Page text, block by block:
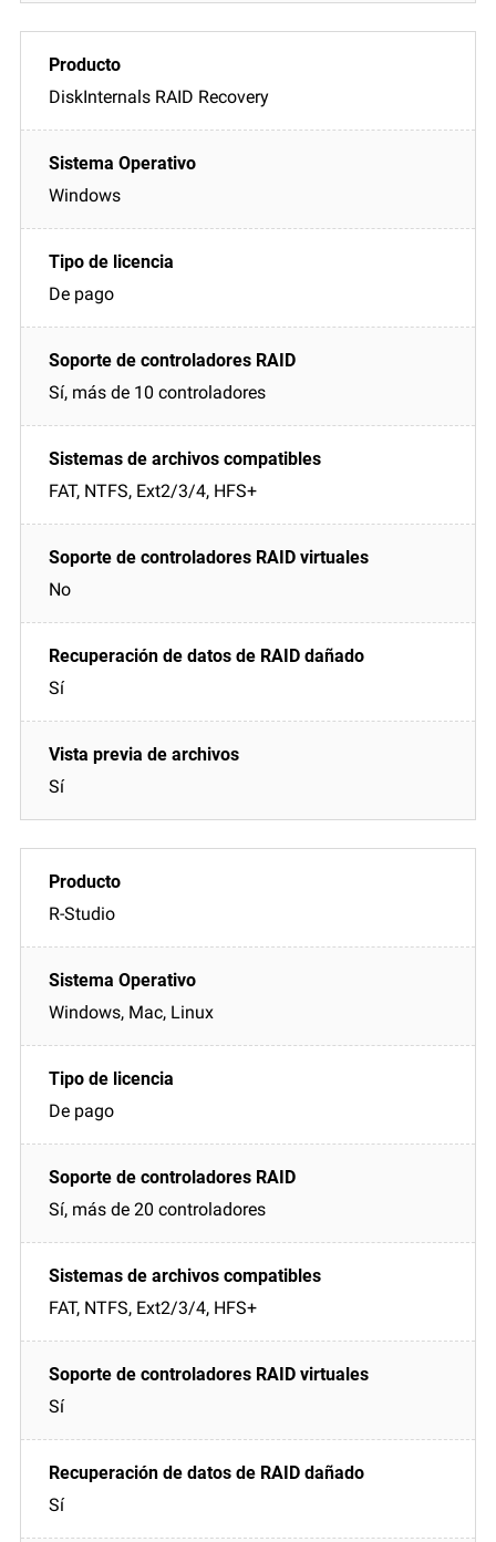
DiskInternals RAID Recovery
Windows
De pago
Sí, más de 10 controladores
FAT, NTFS, Ext2/3/4, HFS+
No
Sí
Sí
R-Studio
Windows, Mac, Linux
De pago
Sí, más de 20 controladores
FAT, NTFS, Ext2/3/4, HFS+
Sí
Sí